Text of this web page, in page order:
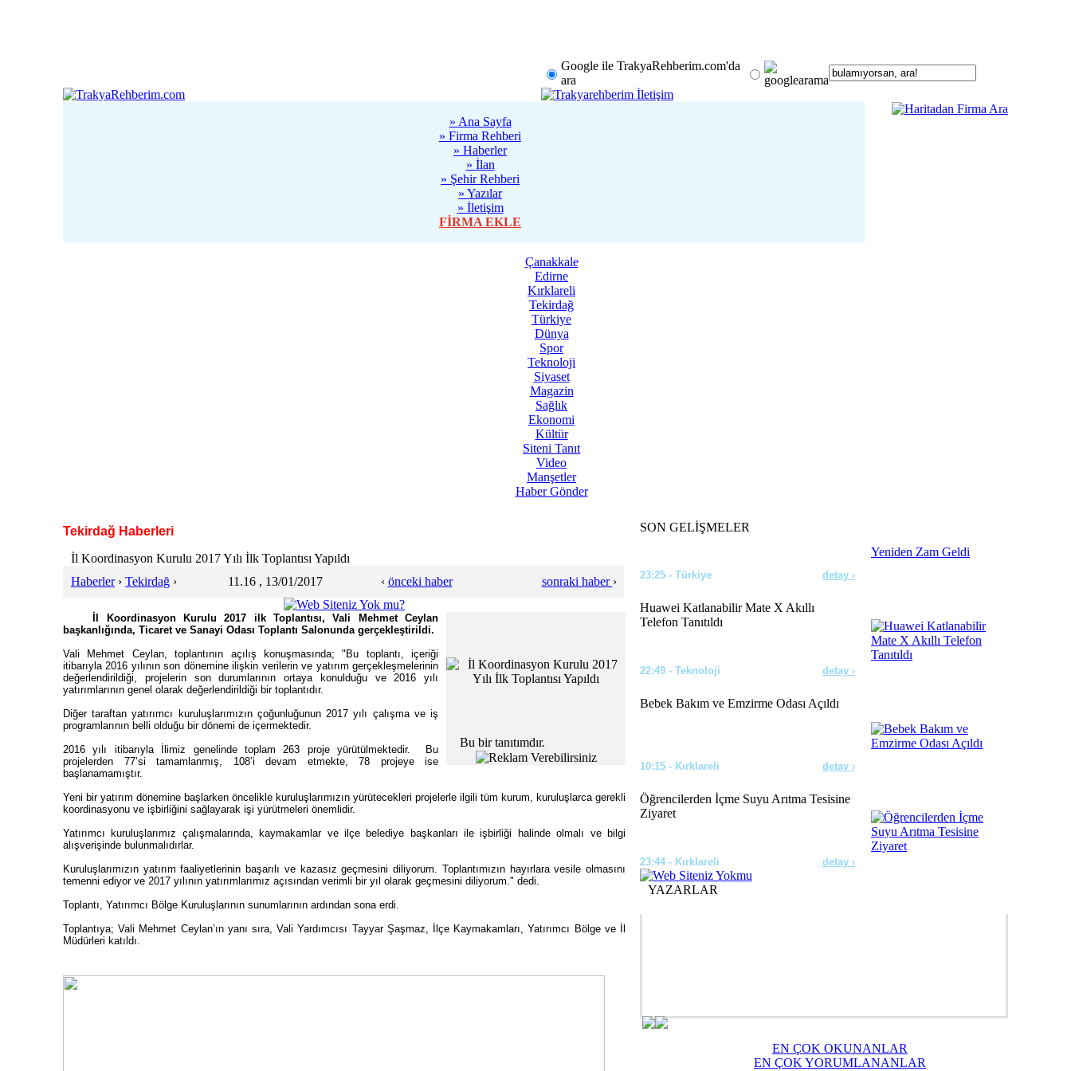
Google ile TrakyaRehberim.com'da
ara
» Ana Sayfa
» Firma Rehberi
» Haberler
» İlan
» Şehir Rehberi
» Yazılar
» İletişim
FİRMA EKLE
Çanakkale
Edirne
Kırklareli
Tekirdağ
Türkiye
Dünya
Spor
Teknoloji
Siyaset
Magazin
Sağlık
Ekonomi
Kültür
Siteni Tanıt
Video
Manşetler
Haber Gönder
Tekirdağ Haberleri
İl Koordinasyon Kurulu 2017 Yılı İlk Toplantısı Yapıldı
Haberler› Tekirdağ › 11.16 , 13/01/2017 ‹ önceki haber sonraki haber ›
Bu bir tanıtımdır.
İl Koordinasyon Kurulu 2017 ilk Toplantısı, Vali Mehmet Ceylan
başkanlığında, Ticaret ve Sanayi Odası Toplantı Salonunda gerçekleştirildi.
Vali Mehmet Ceylan, toplantının açılış konuşmasında; "Bu toplantı, içeriği
itibarıyla 2016 yılının son dönemine ilişkin verilerin ve yatırım gerçekleşmelerinin
değerlendirildiği, projelerin son durumlarının ortaya konulduğu ve 2016 yılı
yatırımlarının genel olarak değerlendirildiği bir toplantıdır.
Diğer taraftan yatırımcı kuruluşlarımızın çoğunluğunun 2017 yılı çalışma ve iş
programlarının belli olduğu bir dönemi de içermektedir.
2016 yılı itibarıyla İlimiz genelinde toplam 263 proje yürütülmektedir. Bu
projelerden 77’si tamamlanmış, 108’i devam etmekte, 78 projeye ise
başlanamamıştır.
Yeni bir yatırım dönemine başlarken öncelikle kuruluşlarımızın yürütecekleri projelerle ilgili tüm kurum, kuruluşlarca gerekli
koordinasyonu ve işbirliğini sağlayarak işi yürütmeleri önemlidir.
Yatırımcı kuruluşlarımız çalışmalarında, kaymakamlar ve ilçe belediye başkanları ile işbirliği halinde olmalı ve bilgi
alışverişinde bulunmalıdırlar.
Kuruluşlarımızın yatırım faaliyetlerinin başarılı ve kazasız geçmesini diliyorum. Toplantımızın hayırlara vesile olmasını
temenni ediyor ve 2017 yılının yatırımlarımız açısından verimli bir yıl olarak geçmesini diliyorum." dedi.
Toplantı, Yatırımcı Bölge Kuruluşlarının sunumlarının ardından sona erdi.
Toplantıya; Vali Mehmet Ceylan’ın yanı sıra, Vali Yardımcısı Tayyar Şaşmaz, İlçe Kaymakamları, Yatırımcı Bölge ve İl
Müdürleri katıldı.
SON GELİŞMELER
23:25 - Türkiye detay ›
Huawei Katlanabilir Mate X Akıllı
Telefon Tanıtıldı
22:49 - Teknoloji detay ›
Bebek Bakım ve Emzirme Odası Açıldı
10:15 - Kırklareli detay ›
Öğrencilerden İçme Suyu Arıtma Tesisine
Ziyaret
23:44 - Kırklareli detay ›
Okul ve Camilerde Dezenfeksiyon
detay ›
YAZARLAR
Vasiyetnâmesi
EN ÇOK OKUNANLAR
EN ÇOK YORUMLANANLAR